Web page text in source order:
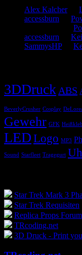
Alex Kalcherzu
accessburn
accessburn
SammysHPzu
3DDruck ABS
BeverlyCrusher Cosplay
Gewehr GFK
LEDLogo MP3
Sound Starfleet Tragegurt
Star Trek Mark 3
Star Trek Requisiten
Replica Props Forum
TRcoding.net
3D Druck - Print